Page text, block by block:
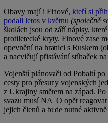
Obavy mají i Finové, kteří si
podali letos v květnu (společně
školách jsou od září nápisy,
protiletecké kryty. Finové zase
opevnění na hranici s Ruskem
a nacvičují přistávání stíhaček
Vojenští plánovači od Pobaltí
cesty pro přesuny vojenských
z Ukrajiny směrem na západ.
svazu musí NATO opět
jejich členů a bude nutné